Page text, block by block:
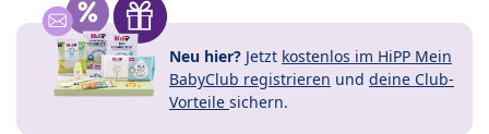
Neu hier? Jetzt kostenlos im HiPP Mein
BabyClub registrieren und deine Club-
Vorteile sichern.